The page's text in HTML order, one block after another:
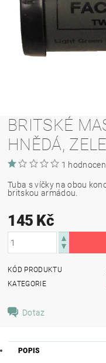
BRITSKÉ
HNĚDÁ,
1
Tuba s víčky na obou
britskou armádou.
145 Kč
KÓD PRODUKTU
KATEGORIE
Dotaz
POPIS